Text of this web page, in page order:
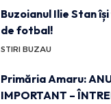
Buzoianul Ilie Stan
de fotbal!
STIRI BUZAU
Primăria Amaru:
IMPORTANT –